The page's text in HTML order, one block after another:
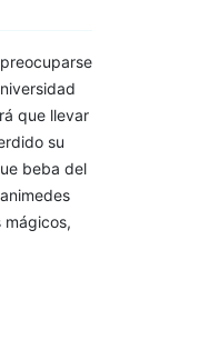
que llevar
su
beba del
mágicos,